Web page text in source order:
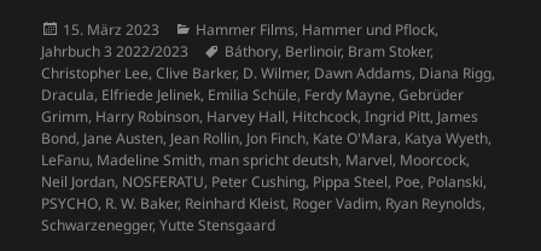
Veröffentlicht
am
15. März 2023 Kategorien
Hammer Films, Hammer und Pflock,
Jahrbuch 3 2022/2023
Schlagwörter
Báthory, Berlinoir, Bram Stoker,
Christopher Lee,Clive Barker, D. Wilmer, Dawn Addams, Diana Rigg,
Dracula, Elfriede Jelinek, Emilia Schüle, Ferdy Mayne,Gebrüder
Grimm, Harry Robinson, Harvey Hall, Hitchcock,Ingrid Pitt, James
Bond, Jane Austen, Jean Rollin, Jon Finch, Kate O'Mara, Katya Wyeth,
LeFanu, Madeline Smith, man spricht deutsh, Marvel, Moorcock,
Neil Jordan, NOSFERATU, Peter Cushing, Pippa Steel, Poe, Polanski,
PSYCHO, R. W. Baker, Reinhard Kleist, Roger Vadim, Ryan Reynolds,
Schwarzenegger,Yutte Stensgaard